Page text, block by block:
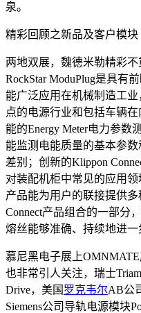
泉。
精彩回顾之新品及客户模块
两地双展，魏德米勒精彩
RockStar ModuPlug是具有
能广泛应用在机械制造工
点的电源行业和包括车辆
能的Energy Meter电力参数
能监测电能质量的基本参
差别；创新的Klippon
对装配机柜中常见的应用
产品能为用户的联接提供
Connect产品组合的一部分
熔丝能够准确、持续地进一
慕尼黑电子展上
也非常引人关注，瑞士
Drive，美国 罗克韦尔AB公
Siemens公司导轨电源模块